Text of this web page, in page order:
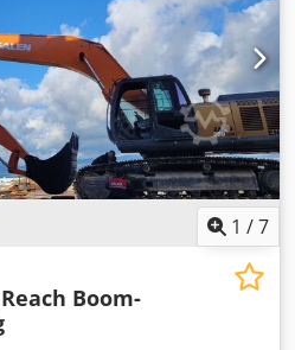
1 /7
Boom-